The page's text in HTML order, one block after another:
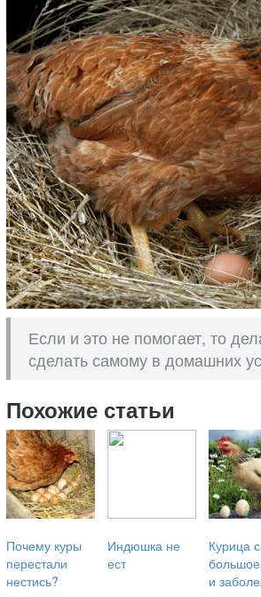
Если и это не помогает, то
сделать самому в домашних
Похожие статьи
Почему куры
перестали
нестись?
Индюшка не
ест
Курица
и